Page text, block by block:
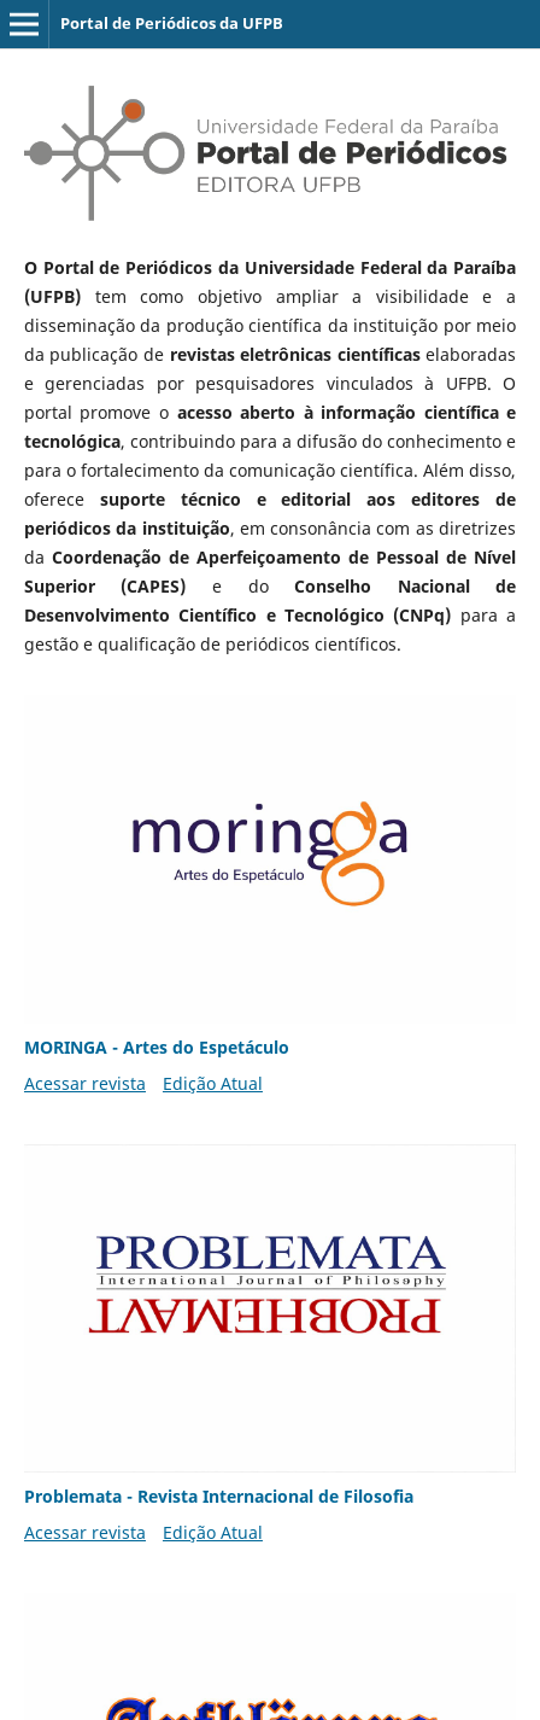
Portal de Periódicos da UFPB
O Portal de Periódicos da Universidade Federal da Paraíba
(UFPB)tem como objetivo ampliar a visibilidade e a
disseminação da produção científica da instituição por meio
da publicação de revistas eletrônicas científicaselaboradas
e gerenciadas por pesquisadores vinculados à UFPB. O
portal promove o acesso aberto à informação científica e
tecnológica, contribuindo para a difusão do conhecimento e
para o fortalecimento da comunicação científica. Além disso,
oferece suporte técnico e editorial aos editores de
periódicos da instituição, em consonância com as diretrizes
da Coordenação de Aperfeiçoamento de Pessoal de Nível
Superior (CAPES) e doConselho Nacional de
Desenvolvimento Científico e Tecnológico (CNPq) para a
gestão e qualificação de periódicos científicos.
MORINGA - Artes do Espetáculo
Acessar revista
Edição Atual
Problemata - Revista Internacional de Filosofia
Acessar revista
Edição Atual